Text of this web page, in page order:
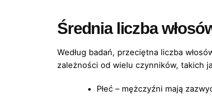
Średnia liczba
Według badań, przeciętna liczba
zależności od wielu czynników, takich
Płeć – mężczyźni mają